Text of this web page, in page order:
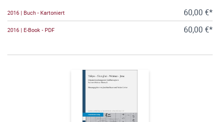
2016 | Buch - Kartoniert 60,00 €*
2016 | E-Book - PDF 60,00 €*